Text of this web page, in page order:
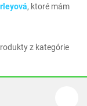
, ktoré mám
z kategórie